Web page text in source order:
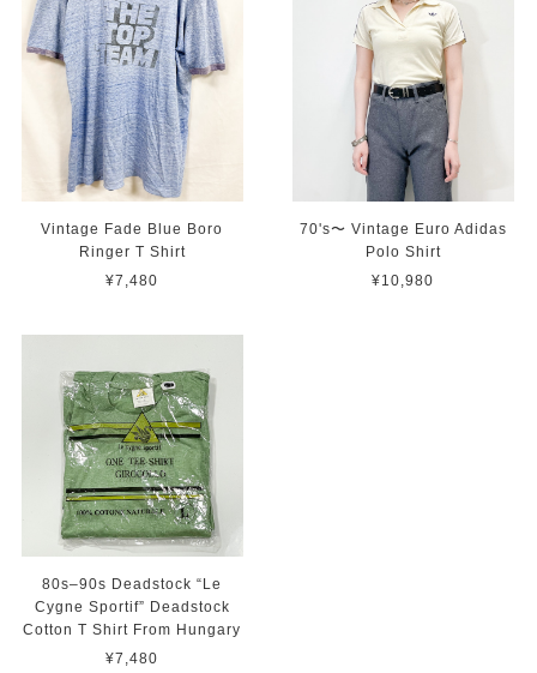
Vintage Fade Blue Boro
Ringer T Shirt
¥7,480
70's〜 Vintage Euro Adidas
Polo Shirt
¥10,980
80s–90s Deadstock “Le
Cygne Sportif” Deadstock
Cotton T Shirt From Hungary
¥7,480